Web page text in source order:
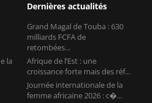
la
Dernières actualités
Grand Magal de Touba : 630
milliards FCFA de
retombées...
Afrique de l’Est : une
croissance forte mais des réf...
Journée internationale de la
femme africaine 2026 : c�...